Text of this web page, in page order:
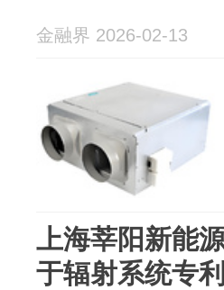
金融界 2026-02-13
上海莘阳新能
于辐射系统专